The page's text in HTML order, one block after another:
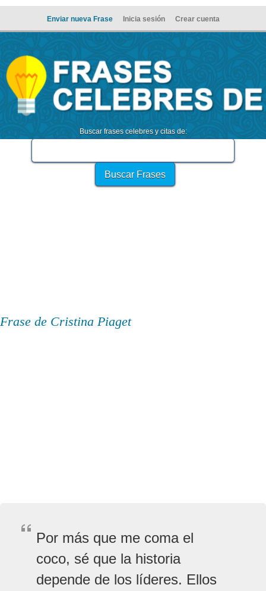
Enviar nueva Frase Inicia sesión Crear cuenta
Buscar frases celebres y citas de:
Frase de Cristina Piaget
Por más que me coma el
coco, sé que la historia
depende de los líderes. Ellos